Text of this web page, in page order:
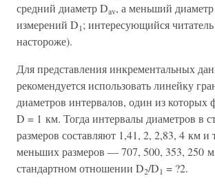
средний диаметр Dav, а меньший диаметр
измерений D1; интересующийся
настороже).
Для представления инкрементальных
рекомендуется использовать линейку
диаметров интервалов, один из которых
D = 1 км. Тогда интервалы диаметров в
размеров составляют 1,41, 2, 2,83, 4 км и
меньших размеров — 707, 500, 353, 250
стандартном отношении D2/D1 = ?2.